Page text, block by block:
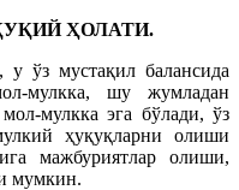
ҲОЛАТИ.
ўз мустақил балансида
мулкка, шу жумладан
мулкка эга бўлади, ўз
ҳуқуқларни олиши
мажбуриятлар олиши,
мумкин.